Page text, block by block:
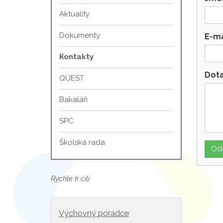
Aktuality
Dokumenty
Kontakty
QUEST
Bakaláři
SPC
Školská rada
Rychle k cíli
Výchovný poradce
E-